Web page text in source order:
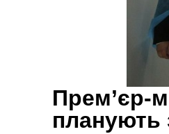
Прем’єр-
планують